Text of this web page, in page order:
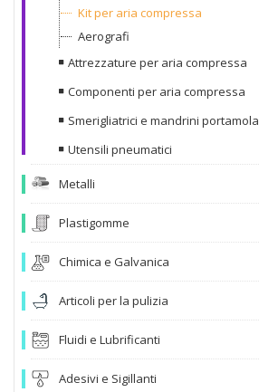
Kit per aria compressa
Aerografi
Attrezzature per aria compressa
Componenti per aria compressa
Smerigliatrici e mandrini portamola
Utensili pneumatici
Metalli
Plastigomme
Chimica e Galvanica
Articoli per la pulizia
Fluidi e Lubrificanti
Adesivi e Sigillanti